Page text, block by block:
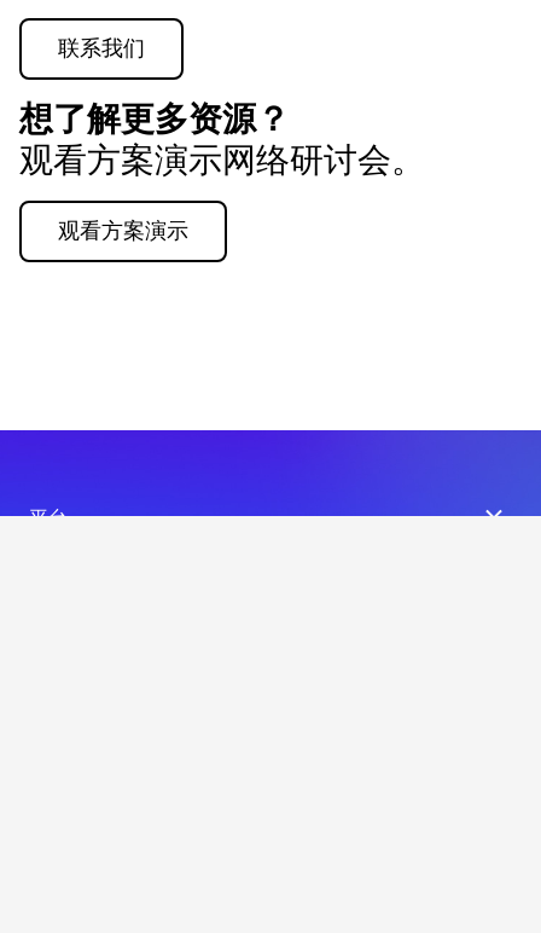
联系我们
想了解更多资源？
观看方案演示网络研讨会。
观看方案演示